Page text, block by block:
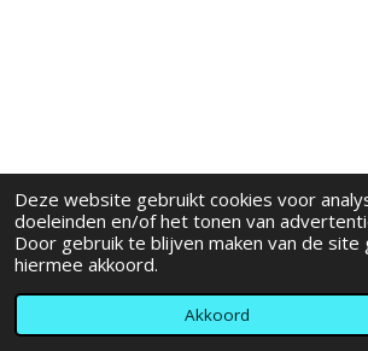
Deze website gebruikt cookies voor
doeleinden en/of het tonen van
Door gebruik te blijven maken van de site
hiermee akkoord.
Akkoord
© 2015 - 2026 dutch Hero's